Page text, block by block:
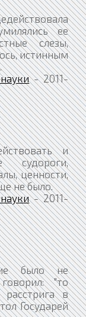
ее
слезы,
истинным
- 2011-
и
судороги,
ценности,
не было.
- 2011-
было не
"то
в
Государей